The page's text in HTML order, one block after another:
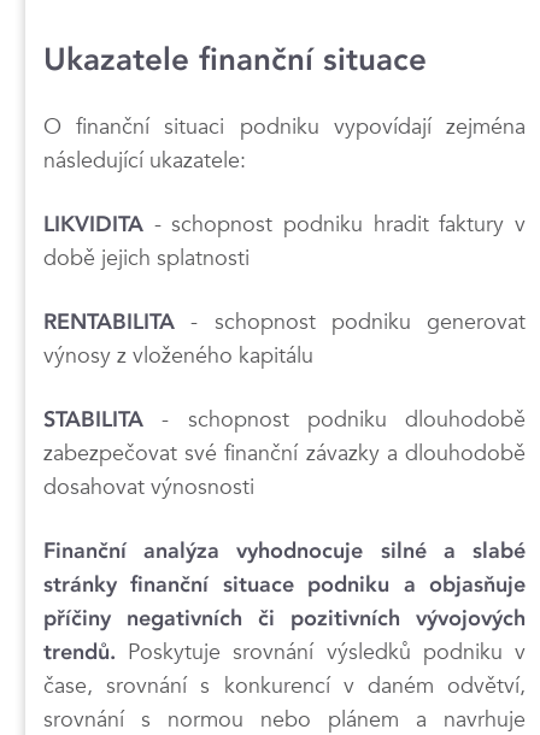
Ukazatele finanční situace
O finanční situaci podniku vypovídají zejména
následující ukazatele:
LIKVIDITA - schopnost podniku hradit faktury v
době jejich splatnosti
RENTABILITA - schopnost podniku generovat
výnosy z vloženého kapitálu
STABILITA - schopnost podniku dlouhodobě
zabezpečovat své finanční závazky a dlouhodobě
dosahovat výnosnosti
Finanční analýza vyhodnocuje silné a slabé
stránky finanční situace podniku a objasňuje
příčiny negativních či pozitivních vývojových
trendů. Poskytuje srovnání výsledků podniku v
čase, srovnání s konkurencí v daném odvětví,
srovnání s normou nebo plánem a navrhuje